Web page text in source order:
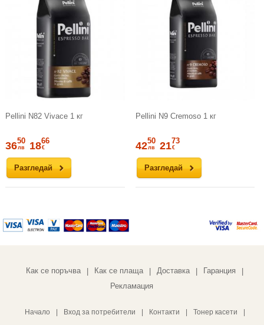
Pellini N82 Vivace 1 кг
Разгледай
3650
лв 1866
€
Pellini N9 Cremoso 1 кг
Разгледай
4250
лв 2173
€
Как се поръчва Как се плаща Доставка Гаранция
Рекламация
Начало Вход за потребители Контакти Тонер касети